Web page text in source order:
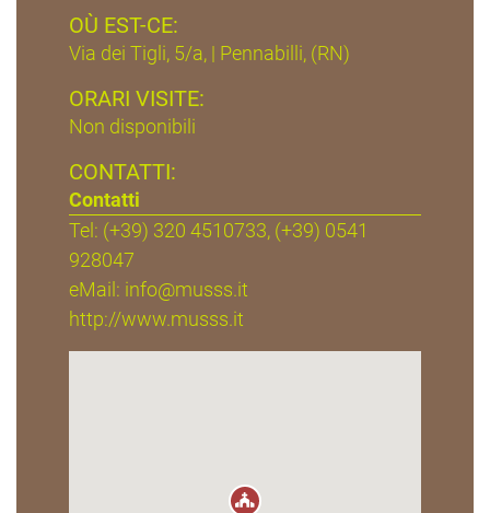
OÙ EST-CE:
Via dei Tigli, 5/a, | Pennabilli, (RN)
ORARI VISITE:
Non disponibili
CONTATTI:
Contatti
Tel: (+39) 320 4510733, (+39) 0541
928047
eMail: info@musss.it
http://www.musss.it